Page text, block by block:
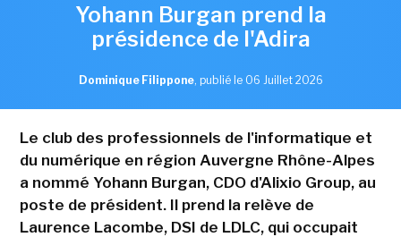
Yohann Burgan prend la
présidence de l'Adira
Dominique Filippone, publié le 06 Juillet 2026
Le club des professionnels de l'informatique et
du numérique en région Auvergne Rhône-Alpes
a nommé Yohann Burgan, CDO d'Alixio Group, au
poste de président. Il prend la relève de
Laurence Lacombe, DSI de LDLC, qui occupait